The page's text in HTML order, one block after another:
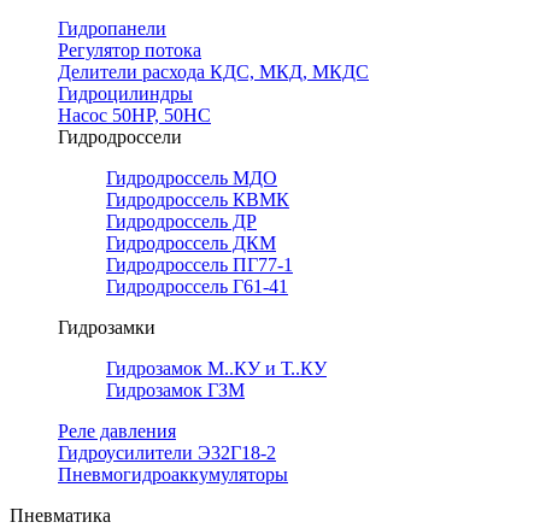
Гидропанели
Регулятор потока
Делители расхода КДС, МКД, МКДС
Гидроцилиндры
Насос 50НР, 50НС
Гидродроссели
Гидродроссель МДО
Гидродроссель КВМК
Гидродроссель ДР
Гидродроссель ДКМ
Гидродроссель ПГ77-1
Гидродроссель Г61-41
Гидрозамки
Гидрозамок М..КУ и Т..КУ
Гидрозамок ГЗМ
Реле давления
Гидроусилители Э32Г18-2
Пневмогидроаккумуляторы
Пневматика